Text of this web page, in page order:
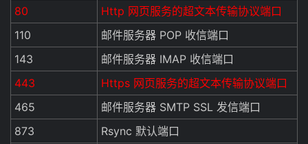
80
Http 网页服务的超文本传输协议端口
110
邮件服务器 POP 收信端口
143
邮件服务器 IMAP 收信端口
443
Https 网页服务的超文本传输协议端口
465
邮件服务器 SMTP SSL 发信端口
873
Rsync 默认端口